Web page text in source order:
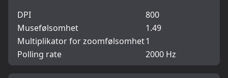
DPI
800
Musefølsomhet
1.49
Multiplikator for zoomfølsomhet1
Polling rate
2000 Hz